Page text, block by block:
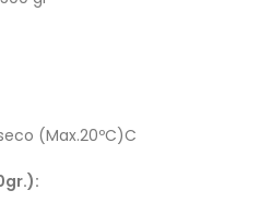
(Max.20ºC)C